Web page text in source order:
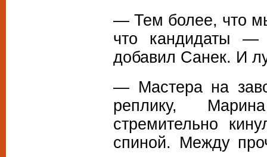
— Тем более, что
что кандидаты
добавил Санек. И
— Мастера на
реплику,
стремительно
спиной. Между